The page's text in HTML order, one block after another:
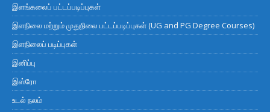
இளங்கலைப் பட்டப்படிப்புகள்
இளநிலை மற்றும் முதுநிலை பட்டப்படிப்புகள் (UG and PG Degree Courses)
இளநிலைப் படிப்புகள்
இனிப்பு
இஸ்ரோ
உடல் நலம்